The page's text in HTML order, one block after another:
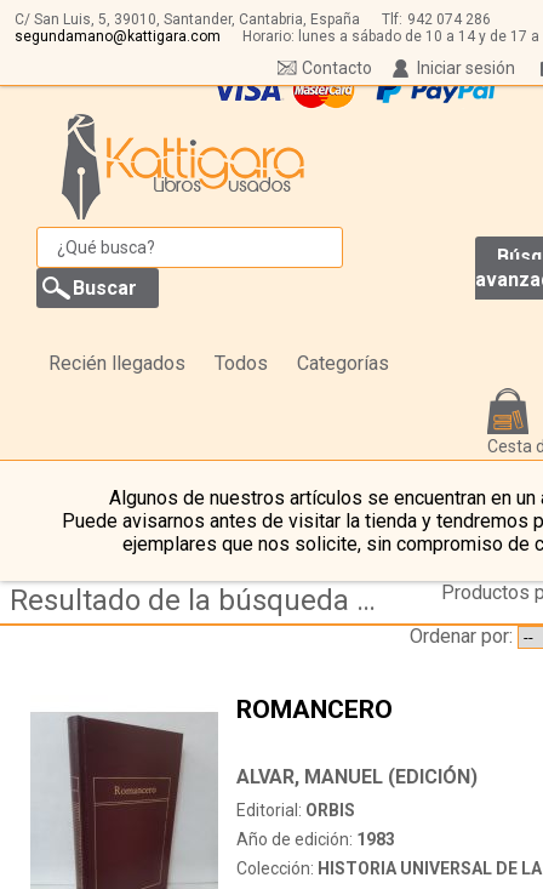
C/ San Luis, 5, 39010, Santander, Cantabria, España Tlf: 942 074 286
segundamano@kattigara.com
Horario: lunes a sábado de 10 a 14 y de 17 a
Iniciar sesión
Contacto
Recién llegados Todos Categorías
Cesta
Algunos de nuestros artículos se encuentran en un
Puede avisarnos antes de visitar la tienda y tendremos
ejemplares que nos solicite, sin compromiso de
Resultado de la búsqueda de autor alvar,-manuel-(edicion)
Productos
Ordenar por:
ROMANCERO
ALVAR, MANUEL (EDICIÓN)
Editorial: ORBIS
Año de edición: 1983
Colección: HISTORIA UNIVERSAL DE LA